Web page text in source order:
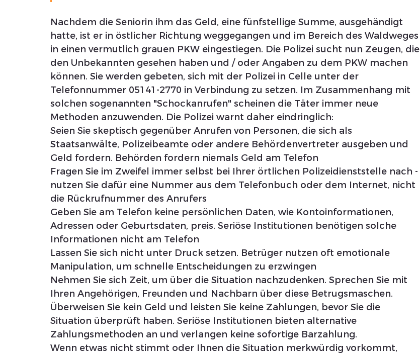
Nachdem die Seniorin ihm das Geld, eine fünfstellige Summe, ausgehändigt
hatte, ist er in östlicher Richtung weggegangen und im Bereich des Waldweges
in einen vermutlich grauen PKW eingestiegen. Die Polizei sucht nun Zeugen, die
den Unbekannten gesehen haben und / oder Angaben zu dem PKW machen
können. Sie werden gebeten, sich mit der Polizei in Celle unter der
Telefonnummer 05141-2770 in Verbindung zu setzen. Im Zusammenhang mit
solchen sogenannten "Schockanrufen" scheinen die Täter immer neue
Methoden anzuwenden. Die Polizei warnt daher eindringlich:
Seien Sie skeptisch gegenüber Anrufen von Personen, die sich als
Staatsanwälte, Polizeibeamte oder andere Behördenvertreter ausgeben und
Geld fordern. Behörden fordern niemals Geld am Telefon
Fragen Sie im Zweifel immer selbst bei Ihrer örtlichen Polizeidienststelle nach -
nutzen Sie dafür eine Nummer aus dem Telefonbuch oder dem Internet, nicht
die Rückrufnummer des Anrufers
Geben Sie am Telefon keine persönlichen Daten, wie Kontoinformationen,
Adressen oder Geburtsdaten, preis. Seriöse Institutionen benötigen solche
Informationen nicht am Telefon
Lassen Sie sich nicht unter Druck setzen. Betrüger nutzen oft emotionale
Manipulation, um schnelle Entscheidungen zu erzwingen
Nehmen Sie sich Zeit, um über die Situation nachzudenken. Sprechen Sie mit
Ihren Angehörigen, Freunden und Nachbarn über diese Betrugsmaschen.
Überweisen Sie kein Geld und leisten Sie keine Zahlungen, bevor Sie die
Situation überprüft haben. Seriöse Institutionen bieten alternative
Zahlungsmethoden an und verlangen keine sofortige Barzahlung.
Wenn etwas nicht stimmt oder Ihnen die Situation merkwürdig vorkommt,